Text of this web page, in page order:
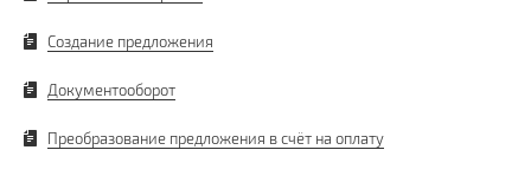
Создание предложения
Документооборот
Преобразование предложения в счёт на оплату